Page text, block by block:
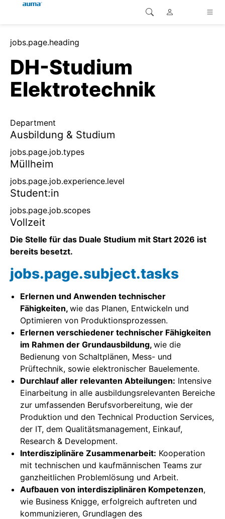
Home
Home
Customer service
Home
Home
Home
Home
Home
Home
Home
Home
Home
Home
Home
首页
Home
continent.global
continent.europe
continent.asia-pacific
continent.america
Site Search
jobs.page.heading
DH-Studium
Elektrotechnik
Department
Ausbildung & Studium
jobs.page.job.types
Müllheim
jobs.page.job.experience.level
Student:in
jobs.page.job.scopes
Vollzeit
Die Stelle für das Duale Studium mit Start 2026 ist
bereits besetzt.
jobs.page.subject.tasks
Erlernen und Anwenden technischer
Fähigkeiten, wie das Planen, Entwickeln und
Optimieren von Produktionsprozessen.
Erlernen verschiedener technischer Fähigkeiten
im Rahmen der Grundausbildung, wie die
Bedienung von Schaltplänen, Mess- und
Prüftechnik, sowie elektronischer Bauelemente.
Durchlauf aller relevanten Abteilungen: Intensive
Einarbeitung in alle ausbildungsrelevanten Bereiche
zur umfassenden Berufsvorbereitung, wie der
Produktion und den Technical Production Services,
der IT, dem Qualitätsmanagement, Einkauf,
Research & Development.
Interdisziplinäre Zusammenarbeit: Kooperation
mit technischen und kaufmännischen Teams zur
ganzheitlichen Problemlösung und Arbeit.
Aufbauen von interdisziplinären Kompetenzen,
wie Business Knigge, erfolgreich auftreten und
kommunizieren, Grundlagen des